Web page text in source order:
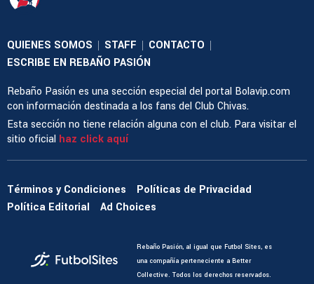
QUIENES SOMOS | STAFF | CONTACTO |
ESCRIBE EN REBAÑO PASIÓN
Rebaño Pasión es una sección especial del portal Bolavip.com
con información destinada a los fans del Club Chivas.
Esta sección no tiene relación alguna con el club. Para visitar el
sitio oficial haz click aquí
Términos y Condiciones
Políticas de Privacidad
Política Editorial
Ad Choices
Rebaño Pasión, al igual que Futbol Sites, es
una compañía perteneciente a Better
Collective. Todos los derechos reservados.